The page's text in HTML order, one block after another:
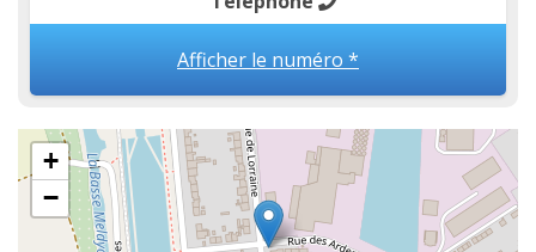
Afficher le numéro *
+
−